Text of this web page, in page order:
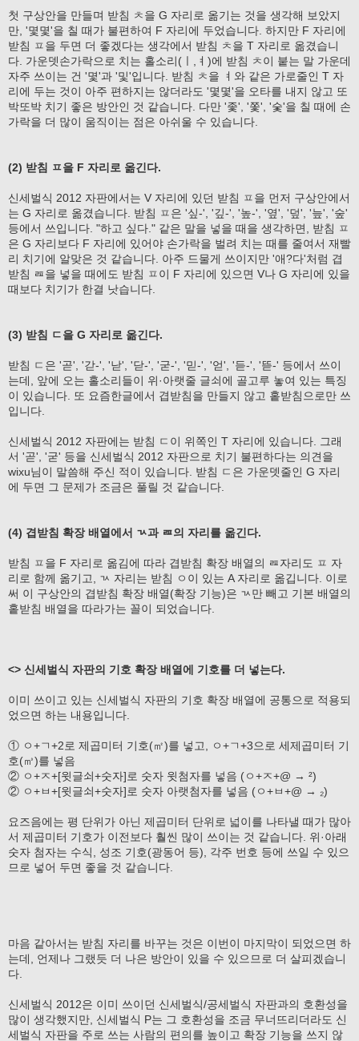
첫 구상안을 만들며 받침 ㅊ을 G 자리로 옮기는 것을 생각해 보았지
만, '몇몇'을 칠 때가 불편하여 F 자리에 두었습니다. 하지만 F 자리에
받침 ㅍ을 두면 더 좋겠다는 생각에서 받침 ㅊ을 T 자리로 옮겼습니
다. 가운뎃손가락으로 치는 홀소리(ㅣ,ㅕ)에 받침 ㅊ이 붙는 말 가운데
자주 쓰이는 건 '몇'과 '및'입니다. 받침 ㅊ을 ㅕ와 같은 가로줄인 T 자
리에 두는 것이 아주 편하지는 않더라도 '몇몇'을 오타를 내지 않고 또
박또박 치기 좋은 방안인 것 같습니다. 다만 '좇', '쫓', '숯'을 칠 때에 손
가락을 더 많이 움직이는 점은 아쉬울 수 있습니다.
(2) 받침 ㅍ을 F 자리로 옮긴다.
신세벌식 2012 자판에서는 V 자리에 있던 받침 ㅍ을 먼저 구상안에서
는 G 자리로 옮겼습니다. 받침 ㅍ은 '싶-', '깊-', '높-', '옆', '덮', '늪', '숲'
등에서 쓰입니다. "하고 싶다." 같은 말을 넣을 때을 생각하면, 받침 ㅍ
은 G 자리보다 F 자리에 있어야 손가락을 벌려 치는 때를 줄여서 재빨
리 치기에 알맞은 것 같습니다. 아주 드물게 쓰이지만 '애?다'처럼 겹
받침 ㄿ을 넣을 때에도 받침 ㅍ이 F 자리에 있으면 V나 G 자리에 있을
때보다 치기가 한결 낫습니다.
(3) 받침 ㄷ을 G 자리로 옮긴다.
받침 ㄷ은 '곧', '갇-', '낟', '닫-', '굳-', '믿-', '얻', '듣-', '뜯-' 등에서 쓰이
는데, 앞에 오는 홀소리들이 위·아랫줄 글쇠에 골고루 놓여 있는 특징
이 있습니다. 또 요즘한글에서 겹받침을 만들지 않고 홑받침으로만 쓰
입니다.
신세벌식 2012 자판에는 받침 ㄷ이 위쪽인 T 자리에 있습니다. 그래
서 '곧', '굳' 등을 신세벌식 2012 자판으로 치기 불편하다는 의견을
wixu님이 말씀해 주신 적이 있습니다. 받침 ㄷ은 가운뎃줄인 G 자리
에 두면 그 문제가 조금은 풀릴 것 같습니다.
(4) 겹받침 확장 배열에서 ㄳ과 ㄿ의 자리를 옮긴다.
받침 ㅍ을 F 자리로 옮김에 따라 겹받침 확장 배열의 ㄿ자리도 ㅍ 자
리로 함께 옮기고, ㄳ 자리는 받침 ㅇ이 있는 A 자리로 옮깁니다. 이로
써 이 구상안의 겹받침 확장 배열(확장 기능)은 ㄳ만 빼고 기본 배열의
홑받침 배열을 따라가는 꼴이 되었습니다.
<> 신세벌식 자판의 기호 확장 배열에 기호를 더 넣는다.
이미 쓰이고 있는 신세벌식 자판의 기호 확장 배열에 공통으로 적용되
었으면 하는 내용입니다.
① ㅇ+ㄱ+2로 제곱미터 기호(㎡)를 넣고, ㅇ+ㄱ+3으로 세제곱미터 기
호(㎥)를 넣음
② ㅇ+ㅈ+[윗글쇠+숫자]로 숫자 윗첨자를 넣음 (ㅇ+ㅈ+@ → ²)
② ㅇ+ㅂ+[윗글쇠+숫자]로 숫자 아랫첨자를 넣음 (ㅇ+ㅂ+@ → ₂)
요즈음에는 평 단위가 아닌 제곱미터 단위로 넓이를 나타낼 때가 많아
서 제곱미터 기호가 이전보다 훨씬 많이 쓰이는 것 같습니다. 위·아래
숫자 첨자는 수식, 성조 기호(광동어 등), 각주 번호 등에 쓰일 수 있으
므로 넣어 두면 좋을 것 같습니다.
마음 같아서는 받침 자리를 바꾸는 것은 이번이 마지막이 되었으면 하
는데, 언제나 그랬듯 더 나은 방안이 있을 수 있으므로 더 살피겠습니
다.
신세벌식 2012은 이미 쓰이던 신세벌식/공세벌식 자판과의 호환성을
많이 생각했지만, 신세벌식 P는 그 호환성을 조금 무너뜨리더라도 신
세벌식 자판을 주로 쓰는 사람의 편의를 높이고 확장 기능을 쓰지 않